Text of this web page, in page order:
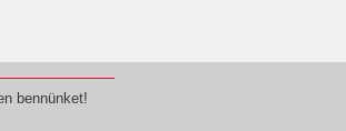
bennünket!